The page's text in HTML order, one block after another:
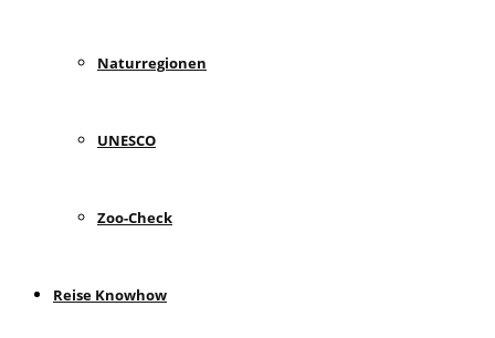
Naturregionen
UNESCO
Zoo-Check
Reise Knowhow